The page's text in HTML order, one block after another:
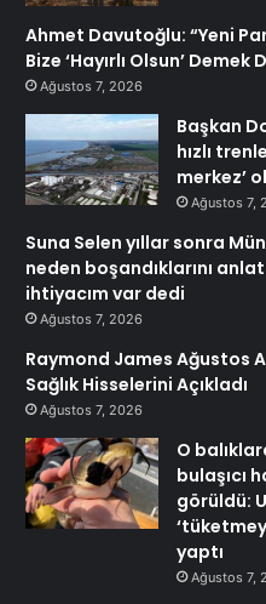
Ahmet Davutoğlu: “Yeni
Bize ‘Hayırlı Olsun’ Demek
Ağustos 7, 2026
Başkan
hızlı
merkez’
Ağustos 7,
Suna Selen yıllar sonra
neden boşandıklarını
ihtiyacım var dedi
Ağustos 7, 2026
Raymond James Ağustos
Sağlık Hisselerini Açıkladı
Ağustos 7, 2026
O
bulaşıcı
görüldü:
yaptı
Ağustos 7,